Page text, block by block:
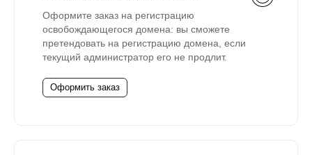
Оформите заказ на регистрацию
освобождающегося домена: вы сможете
претендовать на регистрацию домена, если
текущий администратор его не продлит.
Оформить заказ